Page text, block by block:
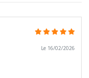
Le 16/02/2026